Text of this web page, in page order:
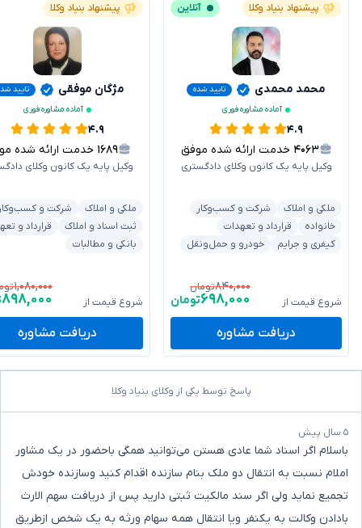
پیشنهاد بنیاد وکلا آنلاین
محمد محمدی
تایید شده
آماده مشاوره فوری
۴.۹
۴۰۶۳ خدمت ارائه شده موفق
وکیل پایه یک کانون وکلای دادگستری
ملکی و املاک
شرکت و کسب‌وکار
خانواده
قرارداد و تعهدات
کیفری و جرایم
خودرو و حمل‌ونقل
شروع قیمت از
۸۴۰,۰۰۰تومان
۶۹۸,۰۰۰تومان
دریافت مشاوره
پیشنهاد بنیاد وکلا
مژگان موفقی
تایید
آماده مشاوره فوری
۴.۹
۱۶۸۹ خدمت ارائه شده موفق
وکیل پایه یک کانون وکلای
ملکی و املاک
شرکت و
ثبت اسناد و املاک
قرارداد و
بانکی و مطالبات
شروع قیمت از
۱,۰۸۰,۰۰۰
۸۹۸,۰۰۰
دریافت مشاوره
پاسخ توسط یکی از وکلای بنیاد وکلا
۵ سال پیش
باسلام اگر اسناد شما عادی هستن می‌توانید همگی باحضور در یک مشاور
املام نسبت به انتقال دو ملک بنام سازنده اقدام کنید وسازنده خودش
تجمیع نماید ولی اگر سند مالکیت ثبتی دارید پس از دریافت سهم الارث
بادادن وکالت به یکنفر ویا انتقال همه سهام ورثه به یک شخص ازطریق